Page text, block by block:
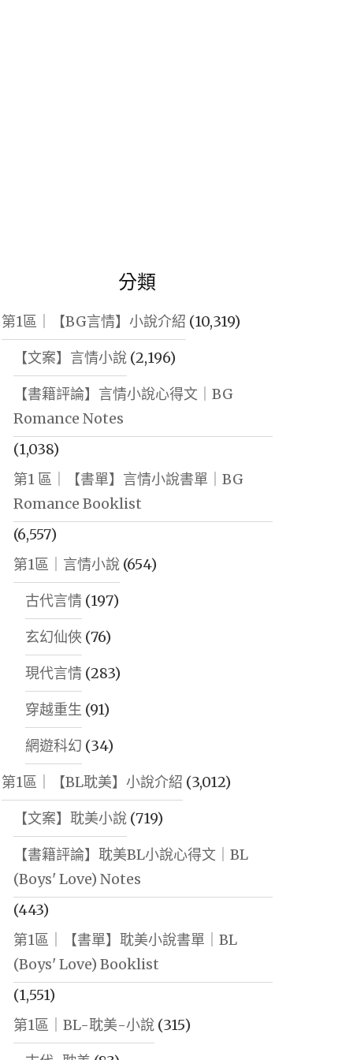
分類
第1區｜【BG言情】小說介紹 (10,319)
【文案】言情小說(2,196)
【書籍評論】言情小說心得文｜BG
Romance Notes
(1,038)
第1 區｜【書單】言情小說書單｜BG
Romance Booklist
(6,557)
第1區｜言情小說(654)
古代言情(197)
玄幻仙俠 (76)
現代言情(283)
穿越重生 (91)
網遊科幻 (34)
第1區｜【BL耽美】小說介紹 (3,012)
【文案】耽美小說(719)
【書籍評論】耽美BL小說心得文｜BL
(Boys' Love) Notes
(443)
第1區｜【書單】耽美小說書單｜BL
(Boys' Love) Booklist
(1,551)
第1區｜BL-耽美-小說(315)